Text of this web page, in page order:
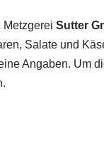
Metzgerei Sutter
Salate und
Angaben. Um